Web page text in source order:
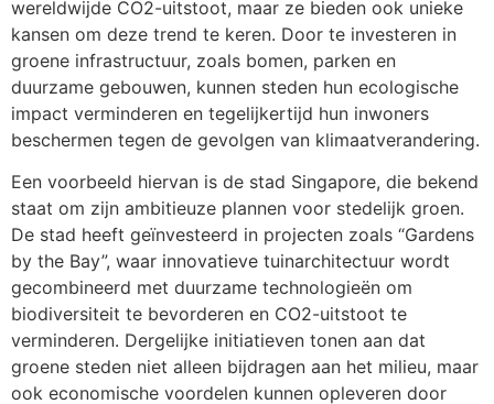
wereldwijde CO2-uitstoot, maar ze bieden ook unieke
kansen om deze trend te keren. Door te investeren in
groene infrastructuur, zoals bomen, parken en
duurzame gebouwen, kunnen steden hun ecologische
impact verminderen en tegelijkertijd hun inwoners
beschermen tegen de gevolgen van klimaatverandering.
Een voorbeeld hiervan is de stad Singapore, die bekend
staat om zijn ambitieuze plannen voor stedelijk groen.
De stad heeft geïnvesteerd in projecten zoals “Gardens
by the Bay”, waar innovatieve tuinarchitectuur wordt
gecombineerd met duurzame technologieën om
biodiversiteit te bevorderen en CO2-uitstoot te
verminderen. Dergelijke initiatieven tonen aan dat
groene steden niet alleen bijdragen aan het milieu, maar
ook economische voordelen kunnen opleveren door